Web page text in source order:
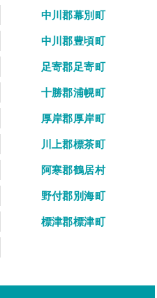
中川郡幕別町
中川郡豊頃町
足寄郡足寄町
十勝郡浦幌町
厚岸郡厚岸町
川上郡標茶町
阿寒郡鶴居村
野付郡別海町
標津郡標津町